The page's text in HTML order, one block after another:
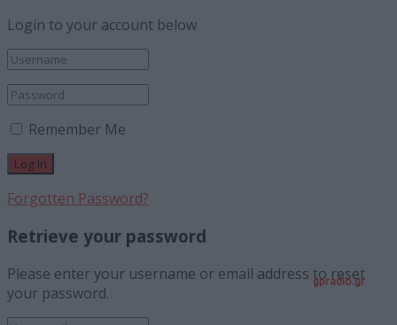
Login to your account below
Remember Me
Forgotten Password?
Retrieve your password
Please enter your username or email address to reset
your password.
gpradio.gr